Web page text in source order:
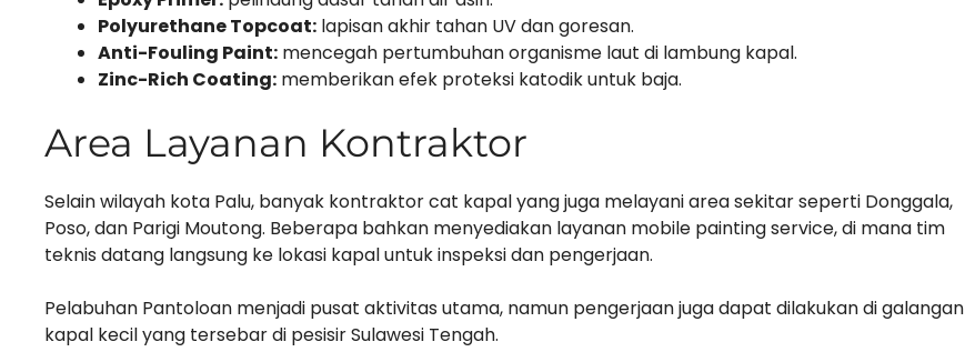
Polyurethane Topcoat: lapisan akhir tahan UV dan goresan.
Anti-Fouling Paint: mencegah pertumbuhan organisme laut di lambung kapal.
Zinc-Rich Coating: memberikan efek proteksi katodik untuk baja.
Area Layanan Kontraktor
Selain wilayah kota Palu, banyak kontraktor cat kapal yang juga melayani area sekitar seperti Donggala,
Poso, dan Parigi Moutong. Beberapa bahkan menyediakan layanan mobile painting service, di mana tim
teknis datang langsung ke lokasi kapal untuk inspeksi dan pengerjaan.
Pelabuhan Pantoloan menjadi pusat aktivitas utama, namun pengerjaan juga dapat dilakukan di galangan
kapal kecil yang tersebar di pesisir Sulawesi Tengah.